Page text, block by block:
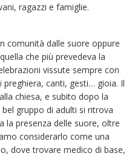
ragazzi e famiglie.
comunità dalle suore oppure
che più prevedeva la
vissute sempre con
canti, gesti… gioia. Il
chiesa, e subito dopo la
gruppo di adulti si ritrova
la presenza delle suore, oltre
considerarlo come una
dove trovare medico di base,